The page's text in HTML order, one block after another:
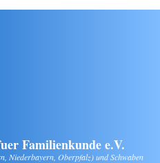
Familienkunde e.V.
Niederbayern, Oberpfalz) und Schwaben